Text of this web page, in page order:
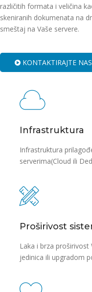
različitih formata i veličina
skeniranih dokumenata na
smeštaj na Vaše servere.
KONTAKTIRAJTE NAS
Infrastruktura
Infrastruktura
serverima(Cloud ili
Proširivost
Laka i brza
jedinica ili upgradom